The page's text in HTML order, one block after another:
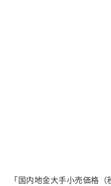
「国内地金大手小売価格